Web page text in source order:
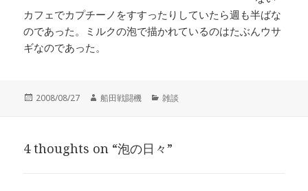
カフェでカプチーノをすすったりしていたら週も半ばな
のであった。ミルクの泡で描かれているのはたぶんウサ
ギなのであった。
投
2008/08/27
作
船田戦闘機
カ
ー
雑談
4 thoughts on “泡の日々”